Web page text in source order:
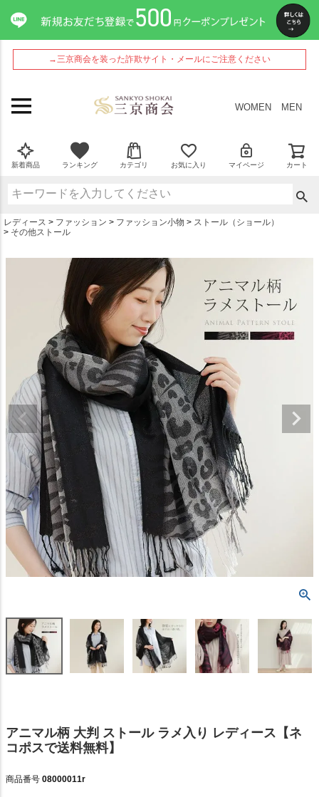
→三京商会を装った詐欺サイト・メールにご注意ください
WOMEN MEN
新着商品 ランキング カテゴリ お気に入り マイページ カート
レディース ファッション ファッション小物
ストール（ショール）
その他ストール
アニマル柄 大判 ストール ラメ入り レディース【ネ
コポスで送料無料】
商品番号 08000011r
ペー
ジト
ップ
へ